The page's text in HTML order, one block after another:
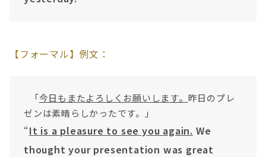
【フォーマル】例文：
「今日もまたよろしくお願いします。 昨日のプレ
ゼンは素晴らしかったです。」
“It is a pleasure to see you again. We
thought your presentation was great